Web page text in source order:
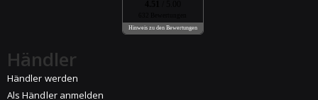
Hinweis zu den Bewertungen
Händler
Händler werden
Als Händler anmelden